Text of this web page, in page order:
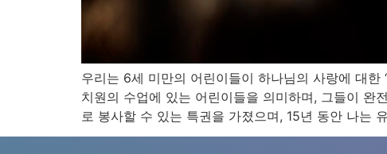
우리는 6세 미만의 어린이들이 하나님의 사랑에 대
치원의 수업에 있는 어린이들을 의미하며, 그들이 완
로 봉사할 수 있는 특권을 가졌으며, 15년 동안 나는